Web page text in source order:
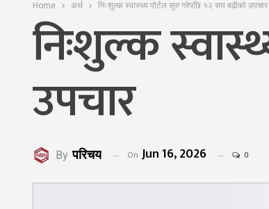
Home अर्थ निःशुल्क स्वास्थ्य पोर्टल सुरु गरेपछि १२ सय बढीको उपचार
निःशुल्क
उपचार
By परिचय On Jun 16, 2026 0